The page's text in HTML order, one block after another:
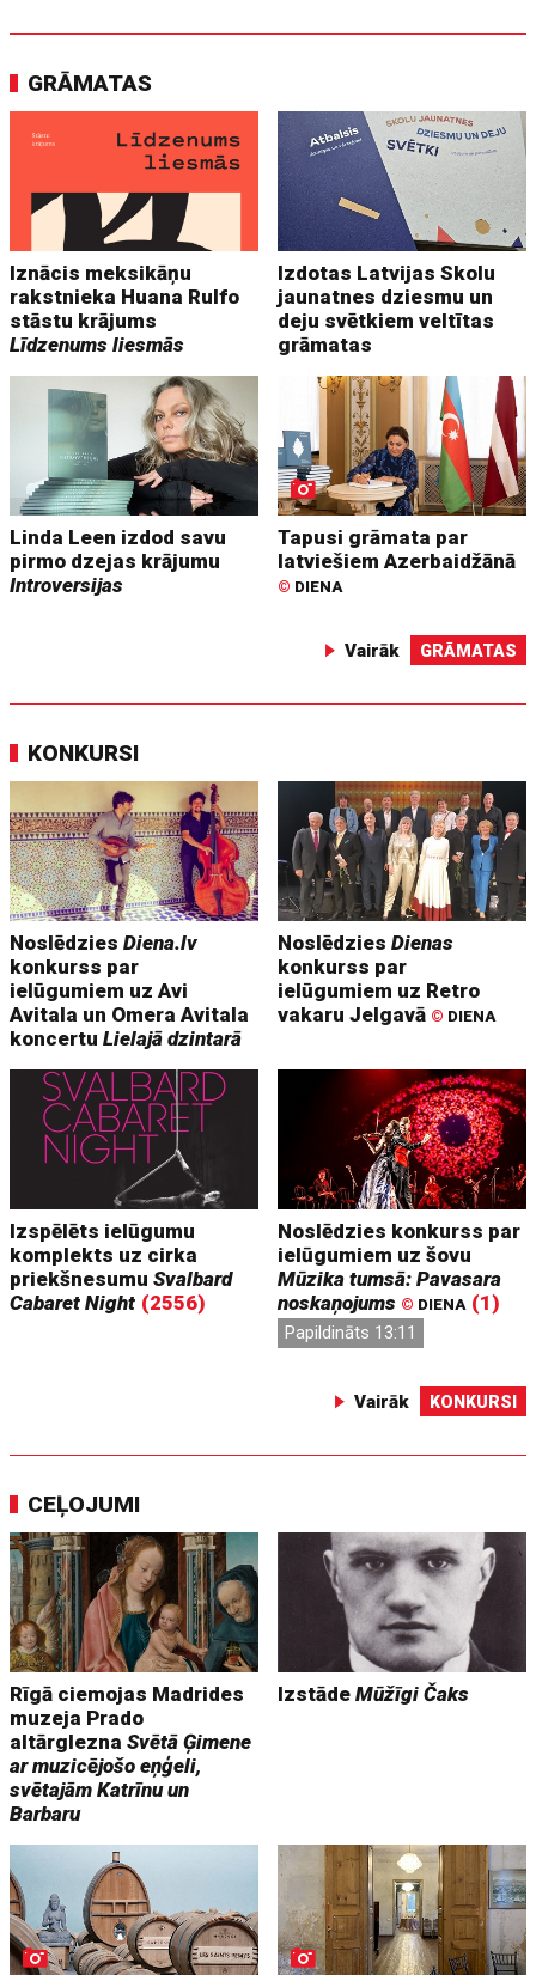
GRĀMATAS
Iznācis meksikāņu
rakstnieka Huana Rulfo
stāstu krājums
Līdzenums liesmās
Izdotas Latvijas Skolu
jaunatnes dziesmu un
deju svētkiem veltītas
grāmatas
Linda Leen izdod savu
pirmo dzejas krājumu
Introversijas
Tapusi grāmata par
latviešiem Azerbaidžānā
© DIENA
Vairāk GRĀMATAS
KONKURSI
NoslēdziesDiena.lv
konkurss par
ielūgumiem uz Avi
Avitala un Omera Avitala
koncertuLielajā dzintarā
NoslēdziesDienas
konkurss par
ielūgumiem uz Retro
vakaru Jelgavā © DIENA
Izspēlēts ielūgumu
komplekts uz cirka
priekšnesumuSvalbard
Cabaret Night (2556)
Noslēdzies konkurss par
ielūgumiem uz šovu
Mūzika tumsā: Pavasara
noskaņojums © DIENA (1)
Papildināts 13:11
Vairāk KONKURSI
CEĻOJUMI
Rīgā ciemojas Madrides
muzeja Prado
altārgleznaSvētā Ģimene
ar muzicējošo eņģeli,
svētajām Katrīnu un
Barbaru
IzstādeMūžīgi Čaks